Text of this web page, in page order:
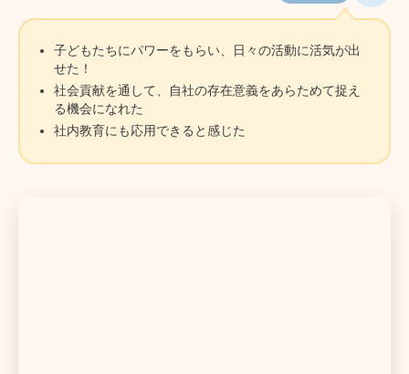
子どもたちにパワーをもらい、日々の活動に活気が出
せた！
社会貢献を通して、自社の存在意義をあらためて捉え
る機会になれた
社内教育にも応用できると感じた